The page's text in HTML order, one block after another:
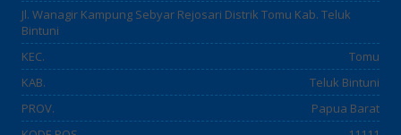
Jl. Wanagir Kampung Sebyar Rejosari Distrik Tomu Kab. Teluk
Bintuni
KEC.
Tomu
KAB.
Teluk Bintuni
PROV.
Papua Barat